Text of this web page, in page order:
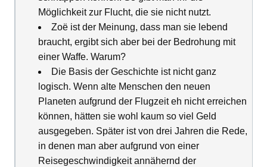
Möglichkeit zur Flucht, die sie nicht nutzt.
Zoë ist der Meinung, dass man sie lebend
braucht, ergibt sich aber bei der Bedrohung mit
einer Waffe. Warum?
Die Basis der Geschichte ist nicht ganz
logisch. Wenn alte Menschen den neuen
Planeten aufgrund der Flugzeit eh nicht erreichen
können, hätten sie wohl kaum so viel Geld
ausgegeben. Später ist von drei Jahren die Rede,
in denen man aber aufgrund von einer
Reisegeschwindigkeit annähernd der